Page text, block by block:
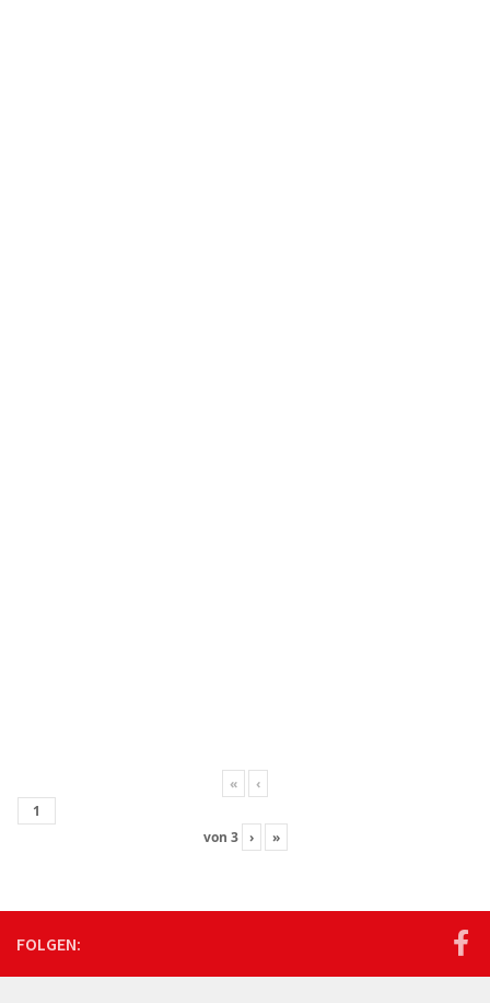
« ‹
von 3 › »
FOLGEN: